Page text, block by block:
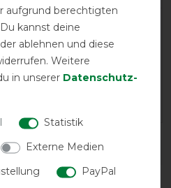
REVIEWS
unterm Bauch finde
wäre es, wenn der
links an der Seite wäre
aufgrund berechtigten
kannst deine
ablehnen und diese
Weitere
in unserer Daten­schutz­
Statistik
Externe Medien
PayPal